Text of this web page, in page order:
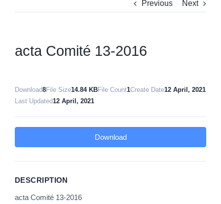
Previous Next
acta Comité 13-2016
Download8File Size14.84 KBFile Count1Create Date12 April, 2021
Last Updated 12 April, 2021
Download
DESCRIPTION
acta Comité 13-2016